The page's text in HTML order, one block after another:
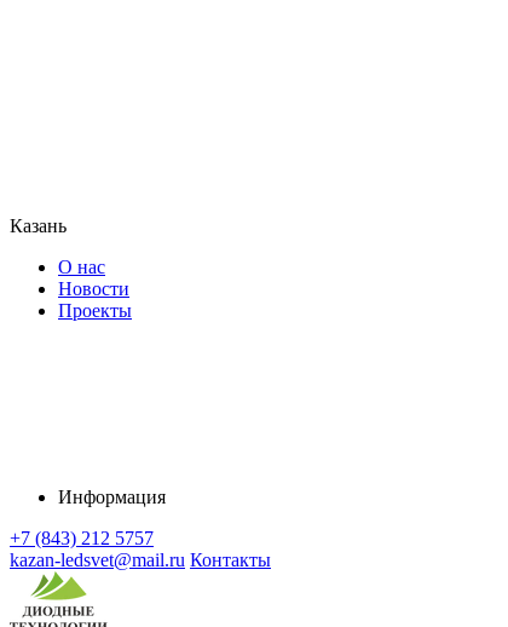
Казань
О нас
Новости
Проекты
Информация
+7 (843) 212 5757
kazan-ledsvet@mail.ru Контакты